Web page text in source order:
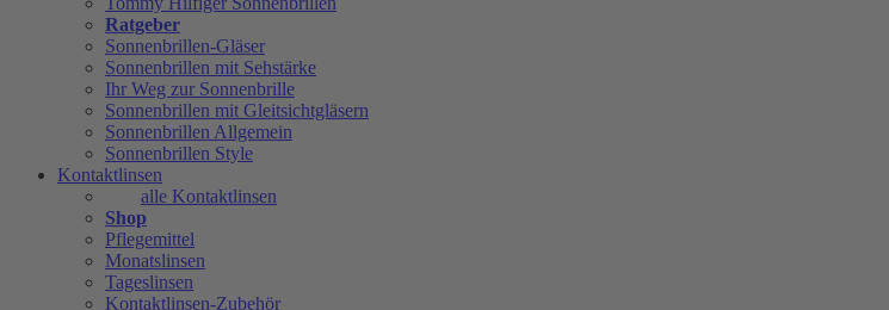
Ratgeber
Sonnenbrillen-Gläser
Sonnenbrillen mit Sehstärke
Ihr Weg zur Sonnenbrille
Sonnenbrillen mit Gleitsichtgläsern
Sonnenbrillen Allgemein
Sonnenbrillen Style
Kontaktlinsen
alle Kontaktlinsen
Shop
Pflegemittel
Monatslinsen
Tageslinsen
Kontaktlinsen-Zubehör